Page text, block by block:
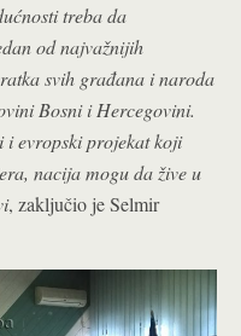
treba da
od najvažnijih
svih građana i naroda
Bosni i Hercegovini.
i evropski projekat koji
nacija mogu da žive u
, zaključio je Selmir